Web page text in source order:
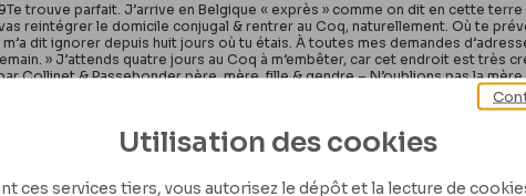
trouve parfait. J’arrive en Belgique « exprès » comme on dit en cette
reintégrer le domicile conjugal & rentrer au Coq, naturellement. Où te
m’a dit ignorer depuis huit jours où tu étais. À toutes mes demandes
» J’attends quatre jours au Coq à m’embêter, car cet endroit est très
Collinet & Passebonder père, mère, fille & gendre.– N’oublions pas la
les couchants de soleil. Heureusement que ton jolis petit gas, & la petite à
Utilisation des cookies
ces services tiers, vous autorisez le dépôt et la lecture de